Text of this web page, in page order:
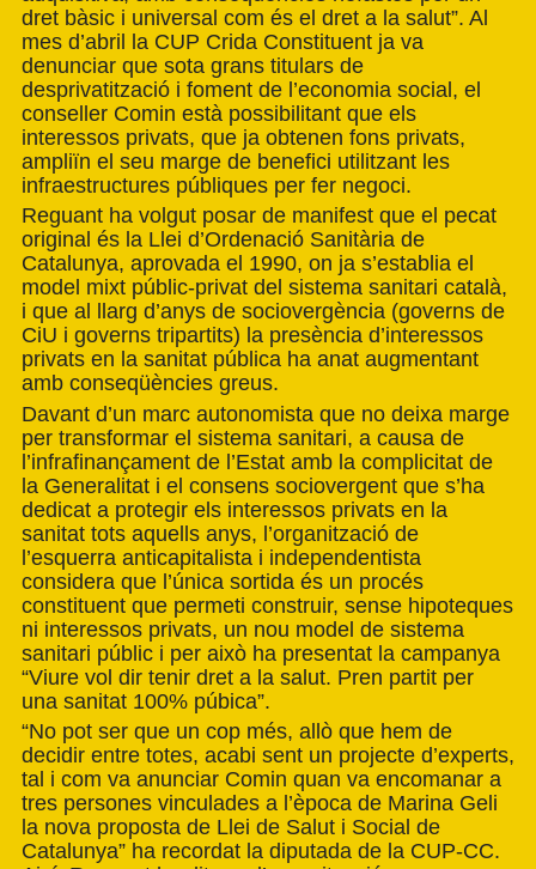
dret bàsic i universal com és el dret a la salut”. Al
mes d’abril la CUP Crida Constituent ja va
denunciar que sota grans titulars de
desprivatització i foment de l’economia social, el
conseller Comin està possibilitant que els
interessos privats, que ja obtenen fons privats,
ampliïn el seu marge de benefici utilitzant les
infraestructures públiques per fer negoci.
Reguant ha volgut posar de manifest que el pecat
original és la Llei d’Ordenació Sanitària de
Catalunya, aprovada el 1990, on ja s’establia el
model mixt públic-privat del sistema sanitari català,
i que al llarg d’anys de sociovergència (governs de
CiU i governs tripartits) la presència d’interessos
privats en la sanitat pública ha anat augmentant
amb conseqüències greus.
Davant d’un marc autonomista que no deixa marge
per transformar el sistema sanitari, a causa de
l’infrafinançament de l’Estat amb la complicitat de
la Generalitat i el consens sociovergent que s’ha
dedicat a protegir els interessos privats en la
sanitat tots aquells anys, l’organització de
l’esquerra anticapitalista i independentista
considera que l’única sortida és un procés
constituent que permeti construir, sense hipoteques
ni interessos privats, un nou model de sistema
sanitari públic i per això ha presentat la campanya
“Viure vol dir tenir dret a la salut. Pren partit per
una sanitat 100% púbica”.
“No pot ser que un cop més, allò que hem de
decidir entre totes, acabi sent un projecte d’experts,
tal i com va anunciar Comin quan va encomanar a
tres persones vinculades a l’època de Marina Geli
la nova proposta de Llei de Salut i Social de
Catalunya” ha recordat la diputada de la CUP-CC.